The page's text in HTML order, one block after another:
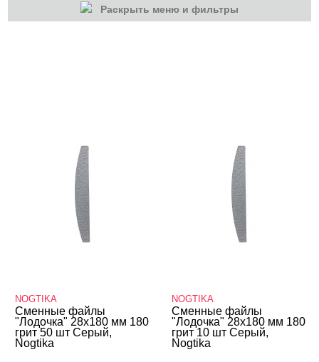
Раскрыть меню и фильтры
Дизайн ногтей
Инструменты
Лаки для ногтей
Для натуральных ногтей
Одноразовые наборы
NOGTIKA
Сменные файлы
"Лодочка" 28х180 мм 180
грит 50 шт Серый,
Nogtika
NOGTIKA
Сменные файлы
"Лодочка" 28х180 мм 180
грит 10 шт Серый,
Nogtika